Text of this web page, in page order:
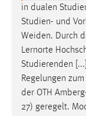
in dualen
Studien- und
Weiden. Durch
Lernorte
Studierenden
Regelungen
der OTH
27) geregelt.